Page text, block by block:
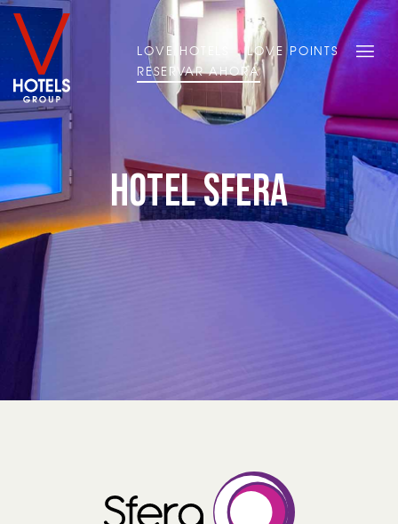
LOVE HOTELS
LOVE POINTS
RESERVAR AHORA
Hotel Sfera